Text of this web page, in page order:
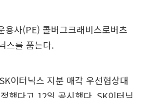
용사(PE) 콜버그크래비스로버츠
스를 품는다.
이터닉스 지분 매각 우선협상대